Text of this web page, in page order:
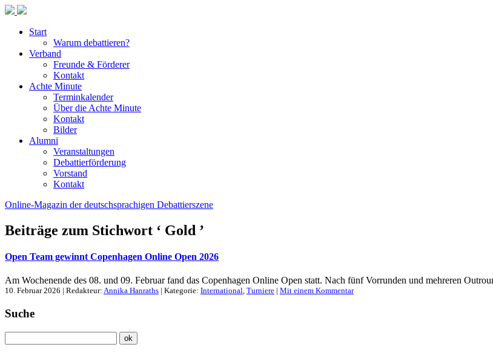
Start
Warum debattieren?
Verband
Freunde & Förderer
Kontakt
Achte Minute
Terminkalender
Über die Achte Minute
Kontakt
Bilder
Alumni
Veranstaltungen
Debattierförderung
Vorstand
Kontakt
Online-Magazin der deutschsprachigen Debattierszene
Beiträge zum Stichwort ‘ Gold ’
Open Team gewinnt Copenhagen Online Open 2026
Am Wochenende des 08. und 09. Februar fand das Copenhagen Online Open statt. Nach fünf Vorrunden und mehreren
10. Februar 2026 | Redakteur: Annika Hanraths | Kategorie: International, Turniere | Mit einem Kommentar
Suche